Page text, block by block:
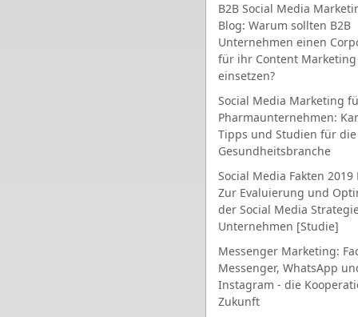
B2B Social Media
Blog: Warum sollten B2B
Unternehmen einen
für ihr Content Marketing
einsetzen?
Social Media Marketing
Pharmaunternehmen:
Tipps und Studien für die
Gesundheitsbranche
Social Media Fakten 2019
Zur Evaluierung und
der Social Media
Unternehmen [Studie]
Messenger Marketing:
Messenger, WhatsApp
Instagram - die
Zukunft